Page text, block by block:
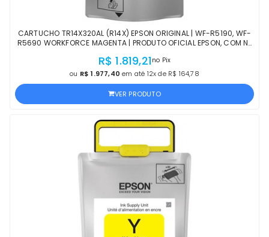
CARTUCHO TR14X320AL (R14X) EPSON ORIGINAL | WF-R5190, WF-
R5690 WORKFORCE MAGENTA | PRODUTO OFICIAL EPSON, COM NF
R$ 1.819,21no Pix
ou R$ 1.977,40 em até 12x de R$ 164,78
VER PRODUTO